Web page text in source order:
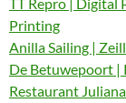
Printing
Anilla Sailing |
De Betuwepoort |
Restaurant